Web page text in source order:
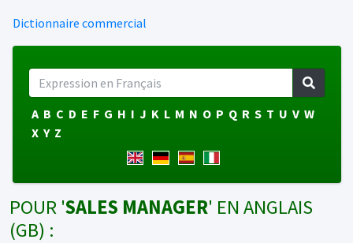
Dictionnaire commercial
A B C D E F G H I J K L M N O P Q R S T U V W
X Y Z
POUR 'SALES MANAGER' EN ANGLAIS
(GB) :